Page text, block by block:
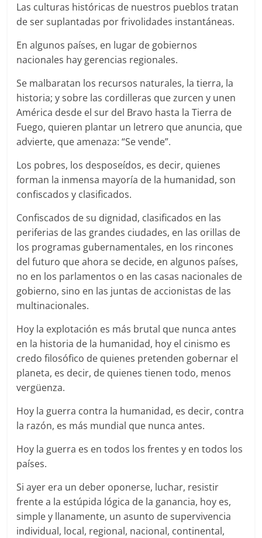
Las culturas históricas de nuestros pueblos tratan
de ser suplantadas por frivolidades instantáneas.
En algunos países, en lugar de gobiernos
nacionales hay gerencias regionales.
Se malbaratan los recursos naturales, la tierra, la
historia; y sobre las cordilleras que zurcen y unen
América desde el sur del Bravo hasta la Tierra de
Fuego, quieren plantar un letrero que anuncia, que
advierte, que amenaza: “Se vende”.
Los pobres, los desposeídos, es decir, quienes
forman la inmensa mayoría de la humanidad, son
confiscados y clasificados.
Confiscados de su dignidad, clasificados en las
periferias de las grandes ciudades, en las orillas de
los programas gubernamentales, en los rincones
del futuro que ahora se decide, en algunos países,
no en los parlamentos o en las casas nacionales de
gobierno, sino en las juntas de accionistas de las
multinacionales.
Hoy la explotación es más brutal que nunca antes
en la historia de la humanidad, hoy el cinismo es
credo filosófico de quienes pretenden gobernar el
planeta, es decir, de quienes tienen todo, menos
vergüenza.
Hoy la guerra contra la humanidad, es decir, contra
la razón, es más mundial que nunca antes.
Hoy la guerra es en todos los frentes y en todos los
países.
Si ayer era un deber oponerse, luchar, resistir
frente a la estúpida lógica de la ganancia, hoy es,
simple y llanamente, un asunto de supervivencia
individual, local, regional, nacional, continental,